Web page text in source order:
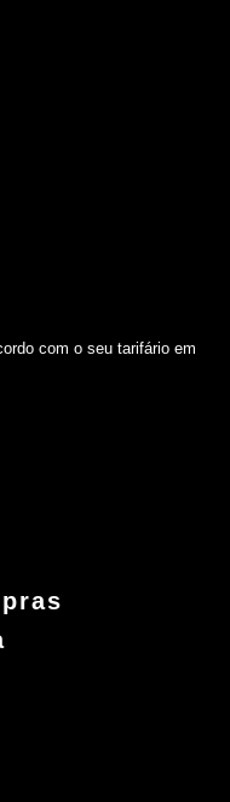
com o seu tarifário em